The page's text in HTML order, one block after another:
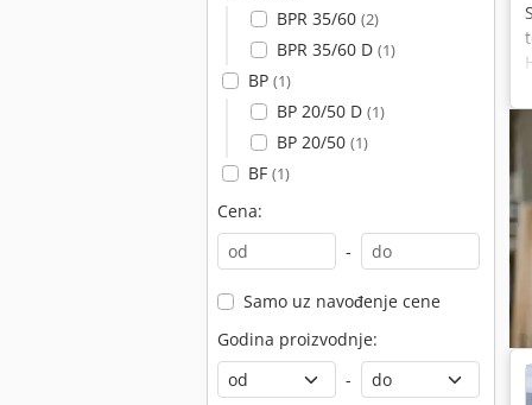
BPR 35/60 (2)
BPR 35/60 D (1)
BP (1)
BP 20/50 D (1)
BP 20/50 (1)
BF (1)
Cena:
-
Samo uz navođenje cene
Godina proizvodnje:
-